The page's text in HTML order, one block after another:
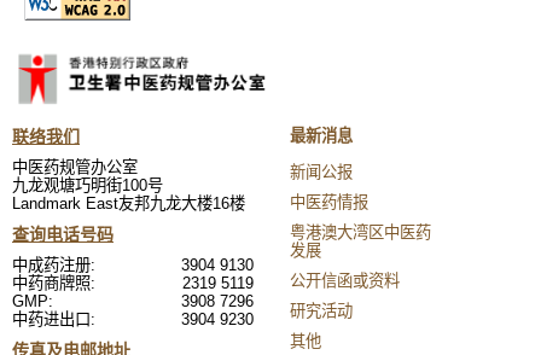
联络我们
中医药规管办公室
九龙观塘巧明街100号
Landmark East友邦九龙大楼16楼
查询电话号码
中成药注册:
3904 9130
中药商牌照:
2319 5119
GMP:
3908 7296
中药进出口:
3904 9230
传真及电邮地址
最新消息
新闻公报
中医药情报
粤港澳大湾区中医药
发展
公开信函或资料
研究活动
其他